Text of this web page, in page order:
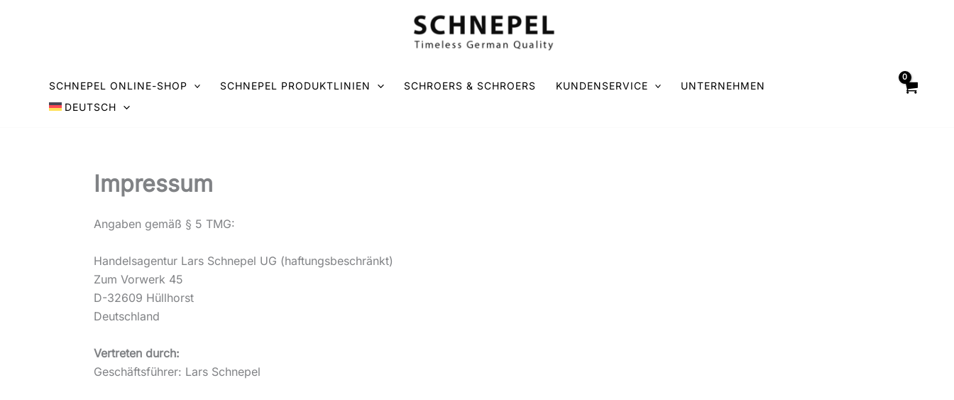
SCHNEPEL ONLINE-SHOP SCHNEPEL PRODUKTLINIEN SCHROERS & SCHROERS KUNDENSERVICE
UNTERNEHMEN
DEUTSCH
Impressum
Angaben gemäß § 5 TMG:
Handelsagentur Lars Schnepel UG (haftungsbeschränkt)
Zum Vorwerk 45
D-32609 Hüllhorst
Deutschland
Vertreten durch:
Geschäftsführer: Lars Schnepel